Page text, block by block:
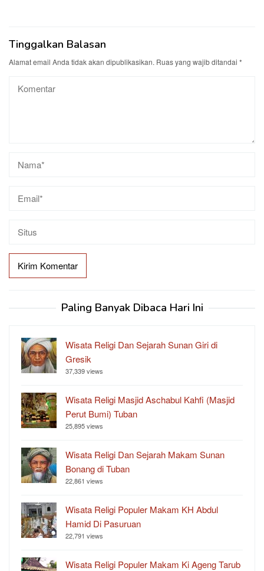
Tinggalkan Balasan
Alamat email Anda tidak akan dipublikasikan. Ruas yang wajib ditandai *
Paling Banyak Dibaca Hari Ini
Wisata Religi Dan Sejarah Sunan Giri di
Gresik
37,339 views
Wisata Religi Masjid Aschabul Kahfi (Masjid
Perut Bumi) Tuban
25,895 views
Wisata Religi Dan Sejarah Makam Sunan
Bonang di Tuban
22,861 views
Wisata Religi Populer Makam KH Abdul
Hamid Di Pasuruan
22,791 views
Wisata Religi Populer Makam Ki Ageng Tarub